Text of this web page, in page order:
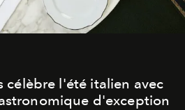
célèbre l'été italien avec
d'exception